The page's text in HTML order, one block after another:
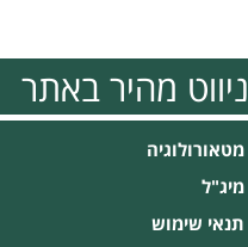
ניווט מהיר באתר
מטאורולוגיה
מיג"ל
תנאי שימוש